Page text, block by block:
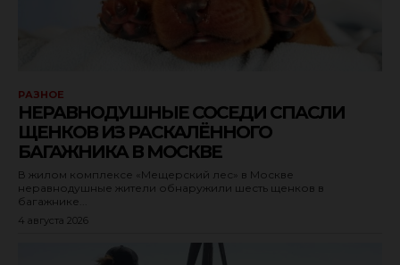
РАЗНОЕ
НЕРАВНОДУШНЫЕ СОСЕДИ СПАСЛИ
ЩЕНКОВ ИЗ РАСКАЛЁННОГО
БАГАЖНИКА В МОСКВЕ
В жилом комплексе «Мещерский лес» в Москве
неравнодушные жители обнаружили шесть щенков в
багажнике...
4 августа 2026